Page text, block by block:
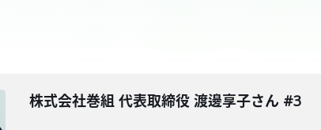
株式会社巻組 代表取締役 渡邊享子さん #3